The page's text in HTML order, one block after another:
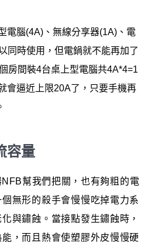
電腦(4A)、無線分享器(1A)、電
同時使用，但電鍋就不能再加了
房間裝4台桌上型電腦共4A*4=1
會逼近上限20A了，只要手機再
容量
幫我們把關，也有夠粗的電
無形的殺手會慢慢吃掉電力系
與鏽蝕。當接點發生鏽蝕時，
，而且熱會使塑膠外皮慢慢硬